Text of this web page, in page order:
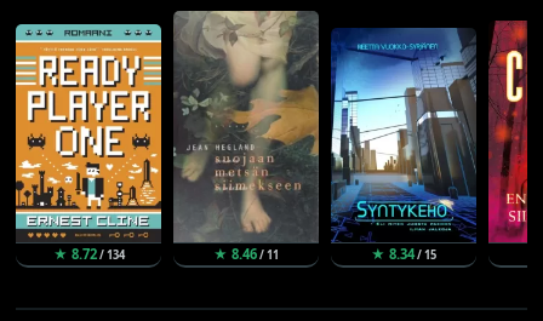
★ 8.72/ 134 ★ 8.46/ 11 ★ 8.34/ 15